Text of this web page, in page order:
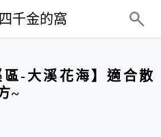
千金的窩
-大溪花海】適合散
~